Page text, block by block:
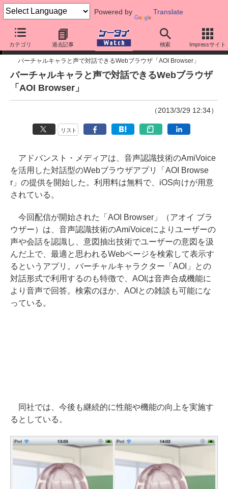
Powered by Translate
カテゴリ 過去記事 検索 Impressサイト
ニュース
バーチャルキャラと声で対話できるWebブラウザ「AOI Browser」
バーチャルキャラと声で対話できるWebブラウザ
「AOI Browser」
（2013/3/29 12:34）
リスト
アドバンスト・メディアは、音声認識技術のAmiVoice
を活用した対話型のWebブラウザアプリ「AOI Browse
r」の提供を開始した。利用料は無料で、iOS向けが用意
されている。
今回配信が開始された「AOI Browser」（アオイ ブラ
ウザー）は、音声認識技術のAmiVoiceによりユーザーの
声や会話を認識し、意図抽出技術でユーザーの意図を汲
んだ上で、最適と思われるWebページを検索して表示す
るというアプリ。バーチャルキャラクター「AOI」との
対話形式で利用するのも特徴で、AOIは音声合成機能に
より音声で回答。検索のほか、AOIとの雑談も可能にな
っている。
同社では、今後も継続的に性能や機能の向上を実施す
るとしている。